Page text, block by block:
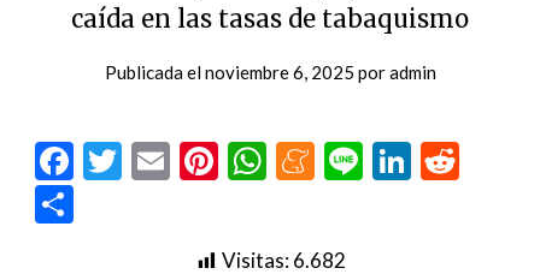
caída en las tasas de tabaquismo
Publicada elnoviembre 6, 2025 poradmin
Facebook
Twitter
EmailPinterest
WhatsApp
Meneame
Line
Visitas:6.682